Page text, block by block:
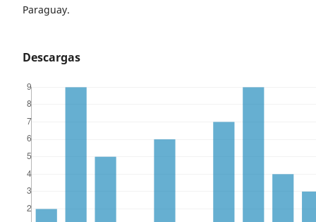
Paraguay.
Descargas